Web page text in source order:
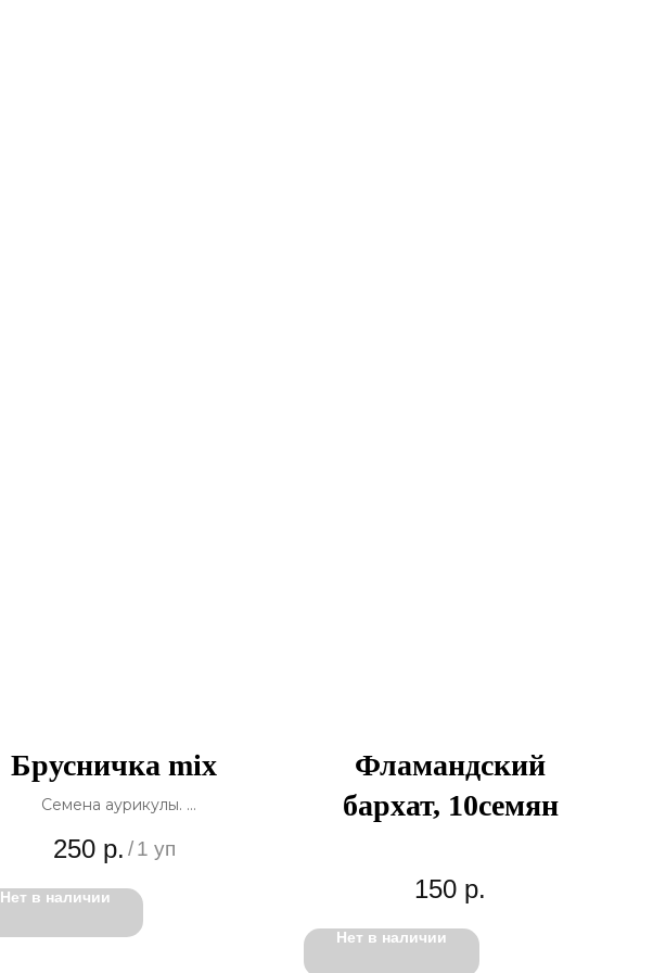
Брусничка mix
Семена аурикулы.
В порции 10 семян.
250 р. / 1 уп
Нет в наличии
Фламандский
бархат, 10семян
150 р.
Нет в наличии